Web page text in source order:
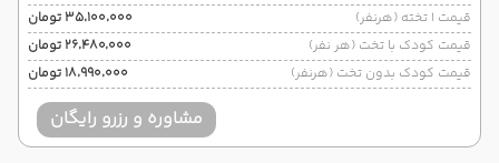
قیمت 1 تخته (هرنفر)
۳۵٬۱۰۰٬۰۰۰ تومان
قیمت کودک با تخت (هر نفر)
۲۶٬۴۸۰٬۰۰۰ تومان
قیمت کودک بدون تخت (هرنفر)
۱۸٬۹۹۰٬۰۰۰ تومان
مشاوره و رزرو رایگان